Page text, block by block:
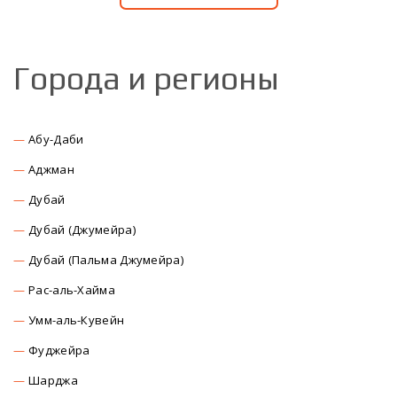
Города и регионы
Абу-Даби
Аджман
Дубай
Дубай (Джумейра)
Дубай (Пальма Джумейра)
Рас-аль-Хайма
Умм-аль-Кувейн
Фуджейра
Шарджа